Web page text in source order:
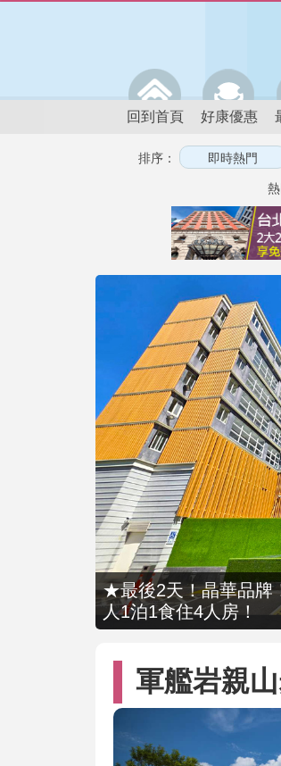
回到首頁 好康優惠
排序：
熱
★最後2天！晶華品牌
人1泊1食住4人房！
軍艦岩親